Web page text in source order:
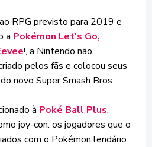
RPG previsto para 2019 e
a Pokémon Let's Go,
!, a Nintendo não
pelos fãs e colocou seus
novo Super Smash Bros.
à Poké Ball Plus,
joy-con: os jogadores que o
com o Pokémon lendário